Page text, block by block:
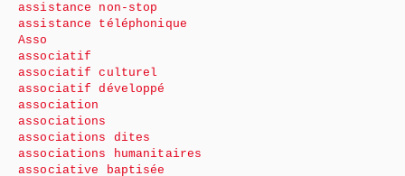
assistance non-stop
assistance téléphonique
Asso
associatif
associatif culturel
associatif développé
association
associations
associations dites
associations humanitaires
associative baptisée